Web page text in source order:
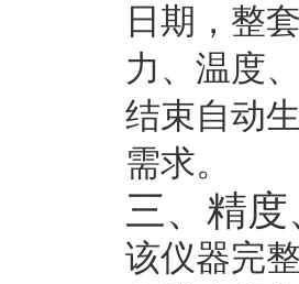
日期，整
力、温度
结束自动
需求。
三、精
该仪器完